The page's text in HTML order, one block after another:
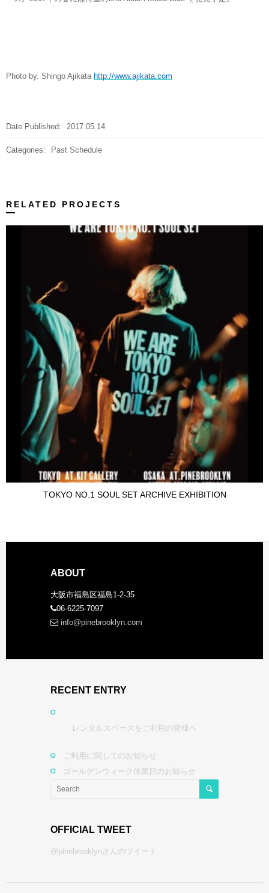
Photo by. Shingo Ajikata http://www.ajikata.com
Date Published: 2017.05.14
Categories: Past Schedule
RELATED PROJECTS
TOKYO NO.1 SOUL SET ARCHIVE EXHIBITION
ABOUT
大阪市福島区福島1-2-35
06-6225-7097
info@pinebrooklyn.com
RECENT ENTRY
レンタルスペースをご利用の皆様へ
ご利用に関してのお知らせ
ゴールデンウィーク休業日のお知らせ
OFFICIAL TWEET
@pinebrooklynさんのツイート